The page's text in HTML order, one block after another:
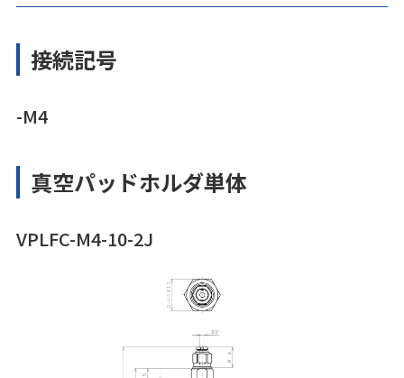
接続記号
-M4
真空パッドホルダ単体
VPLFC-M4-10-2J